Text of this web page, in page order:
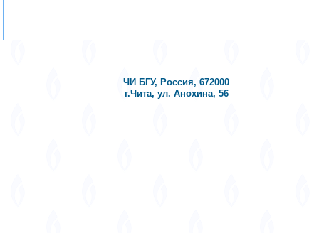
ЧИ БГУ, Россия, 672000
г.Чита, ул. Анохина, 56